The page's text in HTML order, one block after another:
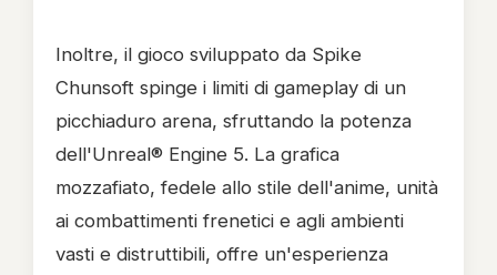
Inoltre, il gioco sviluppato da Spike
Chunsoft spinge i limiti di gameplay di un
picchiaduro arena, sfruttando la potenza
dell'Unreal® Engine 5. La grafica
mozzafiato, fedele allo stile dell'anime, unità
ai combattimenti frenetici e agli ambienti
vasti e distruttibili, offre un'esperienza